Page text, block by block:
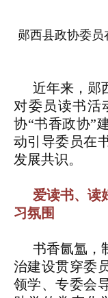
郧西县政协委
近年来，郧
对委员读书活
协“书香政协”
动引导委员在
发展共识。
爱读书、
习氛围
书香氤氲，
治建设贯穿委
领学、专委会